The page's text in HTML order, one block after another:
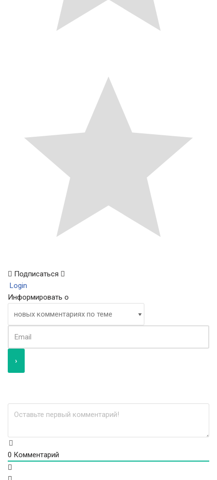
Подписаться
Login
Информировать о
0 Комментарий